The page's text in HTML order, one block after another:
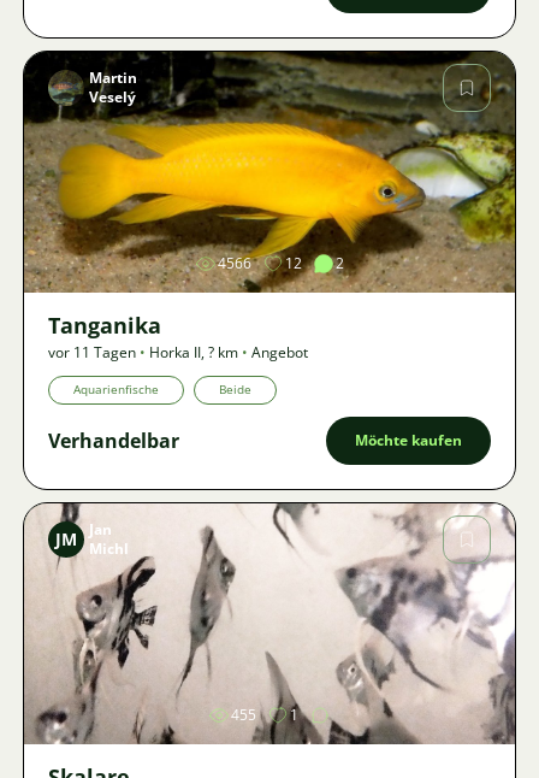
Bild
Martin
Veselý
4566 12 2
Tanganika
vor 11 Tagen • Horka II,? km • Angebot
Aquarienfische Beide
Verhandelbar Möchte kaufen
JM
Jan
Michl
455 1